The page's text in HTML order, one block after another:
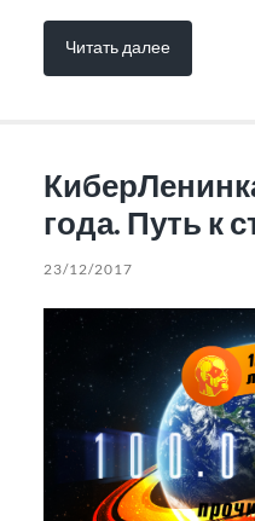
Читать далее
года. Путь к
23/12/2017